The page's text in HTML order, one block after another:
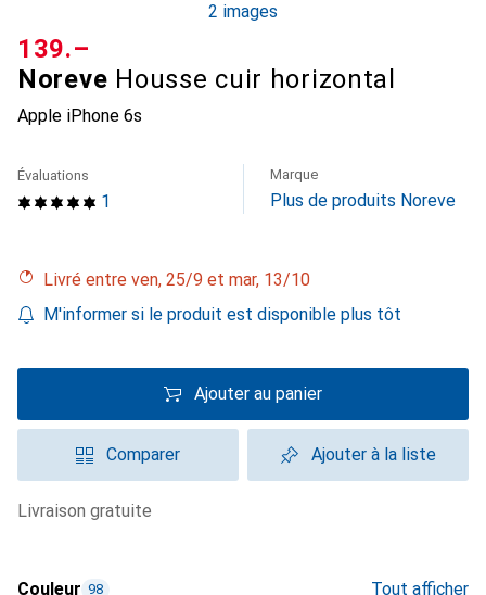
2 images
Noreve Housse cuir horizontal
Apple iPhone 6s
CHF
139.–
1
Évaluations Marque
Plus de produits Noreve
Livré entre ven, 25/9 et mar, 13/10
M'informer si le produit est disponible plus tôt
Ajouter au panier
Comparer Ajouter à la liste
livraison gratuite
Couleur 98 Tout afficher